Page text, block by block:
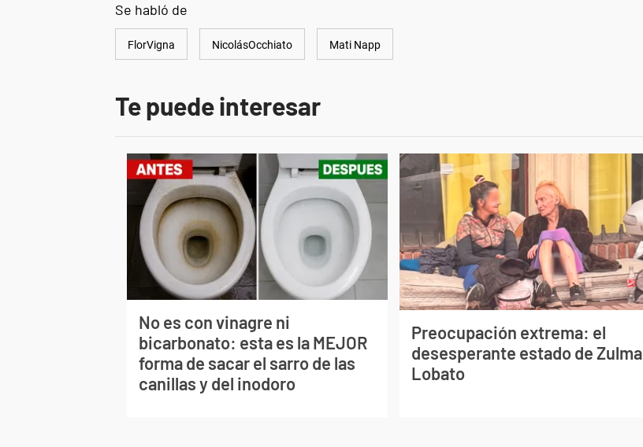
Se habló de
FlorVigna NicolásOcchiato Mati Napp
Te puede interesar
No es con vinagre ni
bicarbonato: esta es la MEJOR
forma de sacar el sarro de las
canillas y del inodoro
Preocupación extrema: el
desesperante estado de Zulma
Lobato